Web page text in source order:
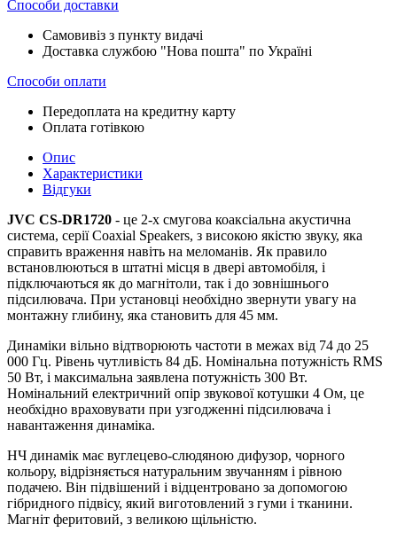
Способи доставки
Самовивіз з пункту видачі
Доставка службою "Нова пошта" по Україні
Способи оплати
Передоплата на кредитну карту
Оплата готівкою
Опис
Характеристики
Відгуки
JVC CS-DR1720 - це 2-х смугова коаксіальна акустична
система, серії Coaxial Speakers, з високою якістю звуку, яка
справить враження навіть на меломанів. Як правило
встановлюються в штатні місця в двері автомобіля, і
підключаються як до магнітоли, так і до зовнішнього
підсилювача. При установці необхідно звернути увагу на
монтажну глибину, яка становить для 45 мм.
Динаміки вільно відтворюють частоти в межах від 74 до 25
000 Гц. Рівень чутливість 84 дБ. Номінальна потужність RMS
50 Вт, і максимальна заявлена ​​потужність 300 Вт.
Номінальний електричний опір звукової котушки 4 Ом, це
необхідно враховувати при узгодженні підсилювача і
навантаження динаміка.
НЧ динамік має вуглецево-слюдяною дифузор, чорного
кольору, відрізняється натуральним звучанням і рівною
подачею. Він підвішений і відцентровано за допомогою
гібридного підвісу, який виготовлений з гуми і тканини.
Магніт феритовий, з великою щільністю.